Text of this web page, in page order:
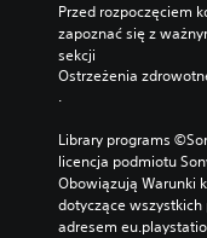
Przed rozpoczęciem
zapoznać się z
sekcji
Ostrzeżenia
.
Library programs
licencja podmiotu
Obowiązują Warunki
dotyczące
adresem